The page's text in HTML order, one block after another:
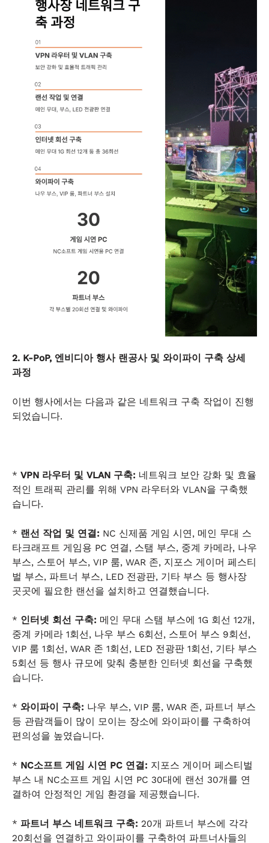
2. K-PoP, 엔비디아 행사 랜공사 및 와이파이 구축 상세
과정
이번 행사에서는 다음과 같은 네트워크 구축 작업이 진행
되었습니다.
* VPN 라우터 및 VLAN 구축: 네트워크 보안 강화 및 효율
적인 트래픽 관리를 위해 VPN 라우터와 VLAN을 구축했
습니다.
* 랜선 작업 및 연결: NC 신제품 게임 시연, 메인 무대 스
타크래프트 게임용 PC 연결, 스탬 부스, 중계 카메라, 나우
부스, 스토어 부스, VIP 룸, WAR 존, 지포스 게이머 페스티
벌 부스, 파트너 부스, LED 전광판, 기타 부스 등 행사장
곳곳에 필요한 랜선을 설치하고 연결했습니다.
* 인터넷 회선 구축: 메인 무대 스탬 부스에 1G 회선 12개,
중계 카메라 1회선, 나우 부스 6회선, 스토어 부스 9회선,
VIP 룸 1회선, WAR 존 1회선, LED 전광판 1회선, 기타 부스
5회선 등 행사 규모에 맞춰 충분한 인터넷 회선을 구축했
습니다.
* 와이파이 구축: 나우 부스, VIP 룸, WAR 존, 파트너 부스
등 관람객들이 많이 모이는 장소에 와이파이를 구축하여
편의성을 높였습니다.
* NC소프트 게임 시연 PC 연결: 지포스 게이머 페스티벌
부스 내 NC소프트 게임 시연 PC 30대에 랜선 30개를 연
결하여 안정적인 게임 환경을 제공했습니다.
* 파트너 부스 네트워크 구축: 20개 파트너 부스에 각각
20회선을 연결하고 와이파이를 구축하여 파트너사들의